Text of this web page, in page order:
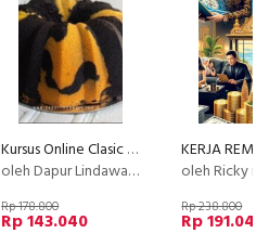
Kursus Online Clasic Marble Cake Dapur Lindawaty PU
oleh Dapur Lindawaty
Rp 178.800
Rp 143.040
oleh Ricky
Rp 238.800
Rp 191.040